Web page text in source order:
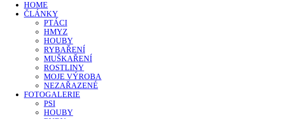
HOME
ČLÁNKY
PTÁCI
HMYZ
HOUBY
RYBAŘENÍ
MUŠKAŘENÍ
ROSTLINY
MOJE VÝROBA
NEZAŘAZENÉ
FOTOGALERIE
PSI
HOUBY